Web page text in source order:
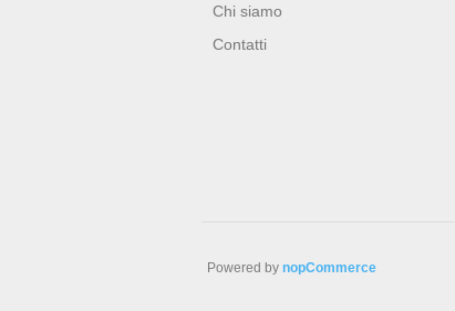
Chi siamo
Contatti
Powered by nopCommerce